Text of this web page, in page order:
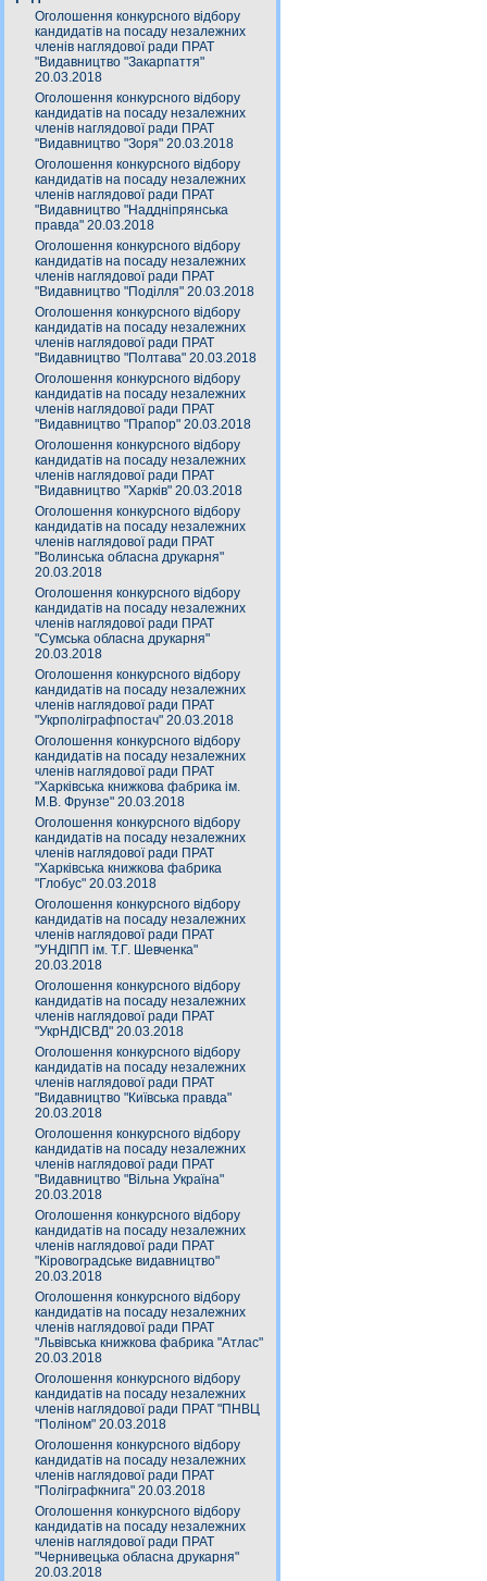
Оголошення конкурсного відбору
кандидатів на посаду незалежних
членів наглядової ради ПРАТ
"Видавництво "Закарпаття"
20.03.2018
Оголошення конкурсного відбору
кандидатів на посаду незалежних
членів наглядової ради ПРАТ
"Видавництво "Зоря" 20.03.2018
Оголошення конкурсного відбору
кандидатів на посаду незалежних
членів наглядової ради ПРАТ
"Видавництво "Наддніпрянська
правда" 20.03.2018
Оголошення конкурсного відбору
кандидатів на посаду незалежних
членів наглядової ради ПРАТ
"Видавництво "Поділля" 20.03.2018
Оголошення конкурсного відбору
кандидатів на посаду незалежних
членів наглядової ради ПРАТ
"Видавництво "Полтава" 20.03.2018
Оголошення конкурсного відбору
кандидатів на посаду незалежних
членів наглядової ради ПРАТ
"Видавництво "Прапор" 20.03.2018
Оголошення конкурсного відбору
кандидатів на посаду незалежних
членів наглядової ради ПРАТ
"Видавництво "Харків" 20.03.2018
Оголошення конкурсного відбору
кандидатів на посаду незалежних
членів наглядової ради ПРАТ
"Волинська обласна друкарня"
20.03.2018
Оголошення конкурсного відбору
кандидатів на посаду незалежних
членів наглядової ради ПРАТ
"Сумська обласна друкарня"
20.03.2018
Оголошення конкурсного відбору
кандидатів на посаду незалежних
членів наглядової ради ПРАТ
"Укрполіграфпостач" 20.03.2018
Оголошення конкурсного відбору
кандидатів на посаду незалежних
членів наглядової ради ПРАТ
"Харківська книжкова фабрика ім.
М.В. Фрунзе" 20.03.2018
Оголошення конкурсного відбору
кандидатів на посаду незалежних
членів наглядової ради ПРАТ
"Харківська книжкова фабрика
"Глобус" 20.03.2018
Оголошення конкурсного відбору
кандидатів на посаду незалежних
членів наглядової ради ПРАТ
"УНДІПП ім. Т.Г. Шевченка"
20.03.2018
Оголошення конкурсного відбору
кандидатів на посаду незалежних
членів наглядової ради ПРАТ
"УкрНДІСВД" 20.03.2018
Оголошення конкурсного відбору
кандидатів на посаду незалежних
членів наглядової ради ПРАТ
"Видавництво "Київська правда"
20.03.2018
Оголошення конкурсного відбору
кандидатів на посаду незалежних
членів наглядової ради ПРАТ
"Видавництво "Вільна Україна"
20.03.2018
Оголошення конкурсного відбору
кандидатів на посаду незалежних
членів наглядової ради ПРАТ
"Кіровоградське видавництво"
20.03.2018
Оголошення конкурсного відбору
кандидатів на посаду незалежних
членів наглядової ради ПРАТ
"Львівська книжкова фабрика "Атлас"
20.03.2018
Оголошення конкурсного відбору
кандидатів на посаду незалежних
членів наглядової ради ПРАТ "ПНВЦ
"Поліном" 20.03.2018
Оголошення конкурсного відбору
кандидатів на посаду незалежних
членів наглядової ради ПРАТ
"Поліграфкнига" 20.03.2018
Оголошення конкурсного відбору
кандидатів на посаду незалежних
членів наглядової ради ПРАТ
"Чернивецька обласна друкарня"
20.03.2018